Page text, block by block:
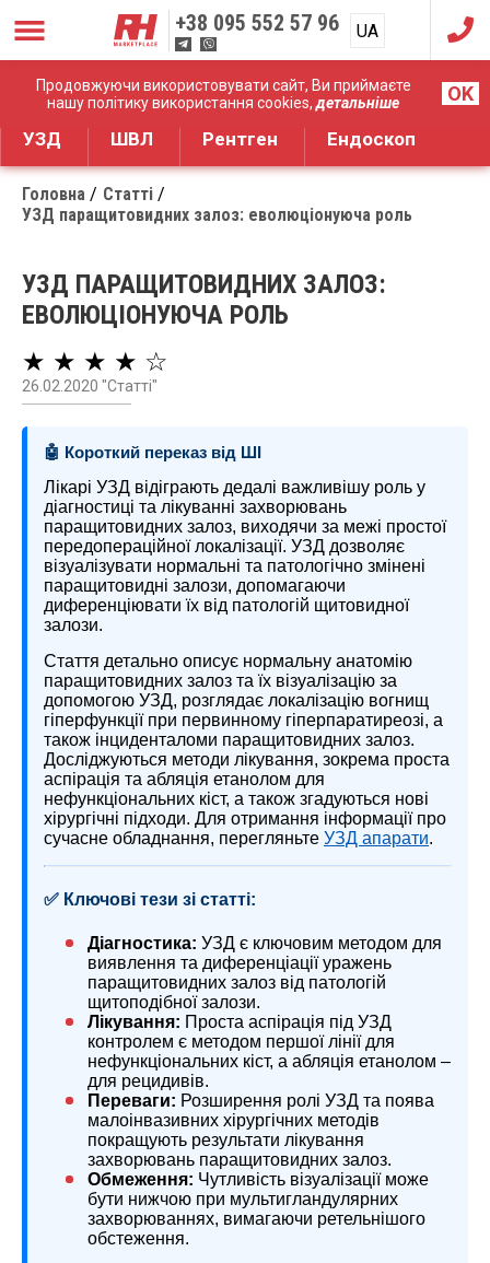
Продовжуючи використовувати сайт, Ви приймаєте
нашу політику використання cookies,детальніше OK
+38 095 552 57 96 UA
RU
Дистрибуція медичного обладнання
УЗД ШВЛ Рентген Ендоскоп
Головна
Статті
УЗД паращитовидних залоз: еволюціонуюча роль
УЗД ПАРАЩИТОВИДНИХ ЗАЛОЗ:
ЕВОЛЮЦІОНУЮЧА РОЛЬ
★ ★ ★ ★ ☆
26.02.2020 "Статті"
🤖 Короткий переказ від ШІ
Лікарі УЗД відіграють дедалі важливішу роль у
діагностиці та лікуванні захворювань
паращитовидних залоз, виходячи за межі простої
передопераційної локалізації. УЗД дозволяє
візуалізувати нормальні та патологічно змінені
паращитовидні залози, допомагаючи
диференціювати їх від патологій щитовидної
залози.
Стаття детально описує нормальну анатомію
паращитовидних залоз та їх візуалізацію за
допомогою УЗД, розглядає локалізацію вогнищ
гіперфункції при первинному гіперпаратиреозі, а
також інциденталоми паращитовидних залоз.
Досліджуються методи лікування, зокрема проста
аспірація та абляція етанолом для
нефункціональних кіст, а також згадуються нові
хірургічні підходи. Для отримання інформації про
сучасне обладнання, перегляньте УЗД апарати.
✅ Ключові тези зі статті:
Діагностика: УЗД є ключовим методом для
виявлення та диференціації уражень
паращитовидних залоз від патологій
щитоподібної залози.
Лікування: Проста аспірація під УЗД
контролем є методом першої лінії для
нефункціональних кіст, а абляція етанолом –
для рецидивів.
Переваги: Розширення ролі УЗД та поява
малоінвазивних хірургічних методів
покращують результати лікування
захворювань паращитовидних залоз.
Обмеження: Чутливість візуалізації може
бути нижчою при мультигландулярних
захворюваннях, вимагаючи ретельнішого
обстеження.